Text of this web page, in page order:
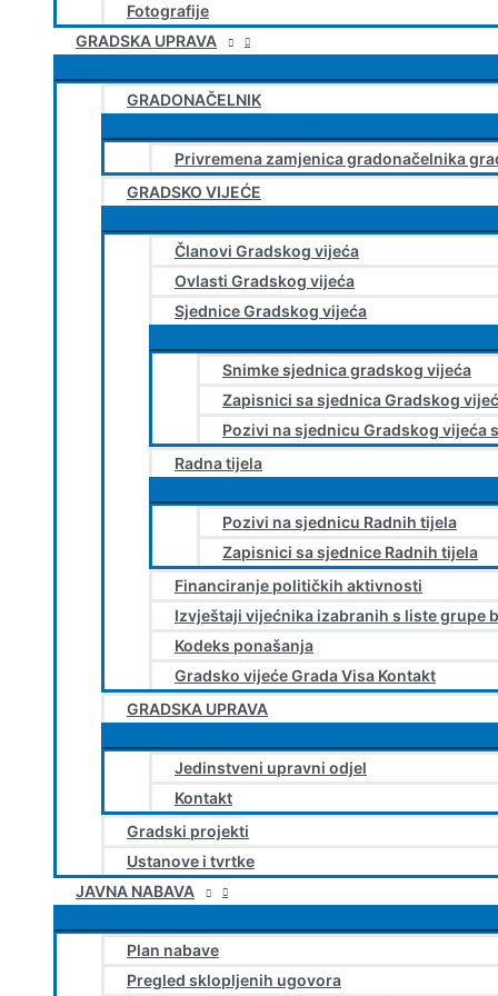
Fotografije
GRADSKA UPRAVA
GRADONAČELNIK
Privremena zamjenica gradonačelnika
GRADSKO VIJEĆE
Članovi Gradskog vijeća
Ovlasti Gradskog vijeća
Sjednice Gradskog vijeća
Snimke sjednica gradskog vijeća
Zapisnici sa sjednica Gradskog
Pozivi na sjednicu Gradskog vijeća
Radna tijela
Pozivi na sjednicu Radnih tijela
Zapisnici sa sjednice Radnih tijela
Financiranje političkih aktivnosti
Izvještaji vijećnika izabranih s liste grupe
Kodeks ponašanja
Gradsko vijeće Grada Visa Kontakt
GRADSKA UPRAVA
Jedinstveni upravni odjel
Kontakt
Gradski projekti
Ustanove i tvrtke
JAVNA NABAVA
Plan nabave
Pregled sklopljenih ugovora